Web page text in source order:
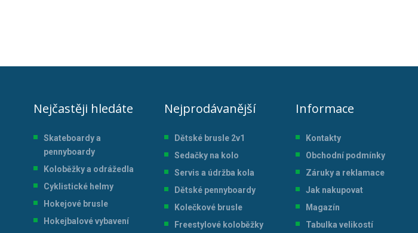
Nejčastěji hledáte
Skateboardy a
pennyboardy
Koloběžky a odrážedla
Cyklistické helmy
Hokejové brusle
Hokejbalové vybavení
Nejprodávanější
Dětské brusle 2v1
Sedačky na kolo
Servis a údržba kola
Dětské pennyboardy
Kolečkové brusle
Freestylové koloběžky
Informace
Kontakty
Obchodní podmínky
Záruky a reklamace
Jak nakupovat
Magazín
Tabulka velikostí